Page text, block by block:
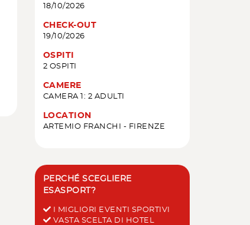
18/10/2026
CHECK-OUT
19/10/2026
OSPITI
2 OSPITI
CAMERE
CAMERA 1: 2 ADULTI
LOCATION
ARTEMIO FRANCHI - FIRENZE
PERCHÉ SCEGLIERE
ESASPORT?
I MIGLIORI EVENTI SPORTIVI
VASTA SCELTA DI HOTEL